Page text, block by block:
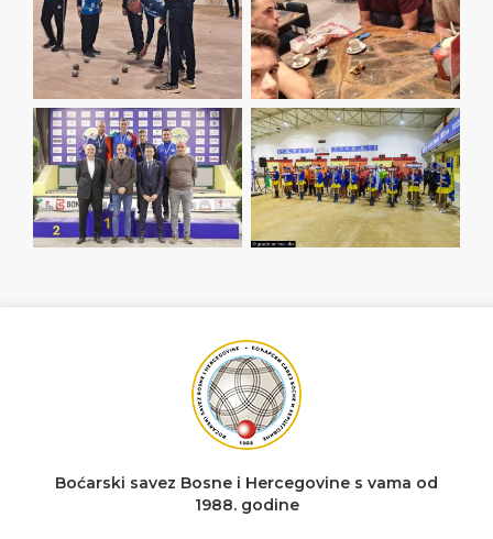
Boćarski savez Bosne i Hercegovine s vama od
1988. godine